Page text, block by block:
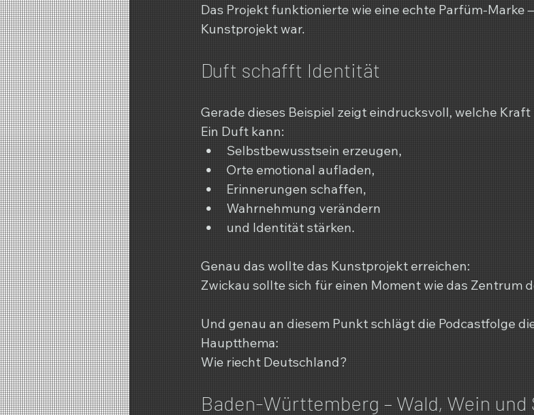
Das Projekt funktionierte wie eine echte Parfüm-Marke
Kunstprojekt war.
Duft schafft Identität
Gerade dieses Beispiel zeigt eindrucksvoll, welche
Ein Duft kann:
Selbstbewusstsein erzeugen,
Orte emotional aufladen,
Erinnerungen schaffen,
Wahrnehmung verändern
und Identität stärken.
Genau das wollte das Kunstprojekt erreichen:
Zwickau sollte sich für einen Moment wie das Zentrum
Und genau an diesem Punkt schlägt die Podcastfolge
Hauptthema:
Wie riecht Deutschland?
Baden-Württemberg – Wald, Wein